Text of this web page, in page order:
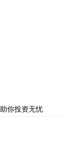
你投资无忧